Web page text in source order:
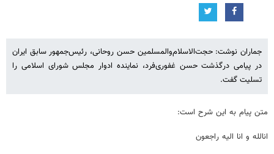
جماران نوشت: حجت‌الاسلام‌والمسلمین حسن روحانی، رئیس‌جمهور سابق ایران
در پیامی درگذشت حسن غفوری‌فرد، نماینده ادوار مجلس شورای اسلامی را
تسلیت گفت.
متن پیام به این شرح است:
انالله و انا الیه راجعون